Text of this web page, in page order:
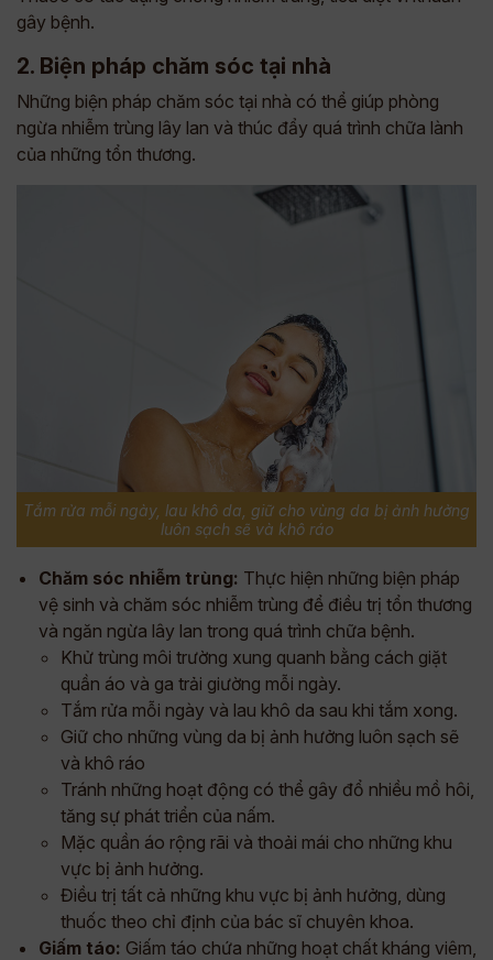
gây bệnh.
2. Biện pháp chăm sóc tại nhà
Những biện pháp chăm sóc tại nhà có thể giúp phòng
ngừa nhiễm trùng lây lan và thúc đẩy quá trình chữa lành
của những tổn thương.
Tắm rửa mỗi ngày, lau khô da, giữ cho vùng da bị ảnh hưởng
luôn sạch sẽ và khô ráo
Chăm sóc nhiễm trùng: Thực hiện những biện pháp
vệ sinh và chăm sóc nhiễm trùng để điều trị tổn thương
và ngăn ngừa lây lan trong quá trình chữa bệnh.
Khử trùng môi trường xung quanh bằng cách giặt
quần áo và ga trải giường mỗi ngày.
Tắm rửa mỗi ngày và lau khô da sau khi tắm xong.
Giữ cho những vùng da bị ảnh hưởng luôn sạch sẽ
và khô ráo
Tránh những hoạt động có thể gây đổ nhiều mồ hôi,
tăng sự phát triển của nấm.
Mặc quần áo rộng rãi và thoải mái cho những khu
vực bị ảnh hưởng.
Điều trị tất cả những khu vực bị ảnh hưởng, dùng
thuốc theo chỉ định của bác sĩ chuyên khoa.
Giấm táo: Giấm táo chứa những hoạt chất kháng viêm,